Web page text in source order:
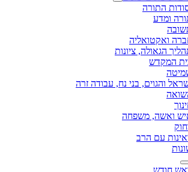
התורה
ומדע
ואקטואליה
הגאולה, ציונות
המקדש
והגוים, בני נח, עבודה זרה
ואשה, משפחה
עם הרב
חודש